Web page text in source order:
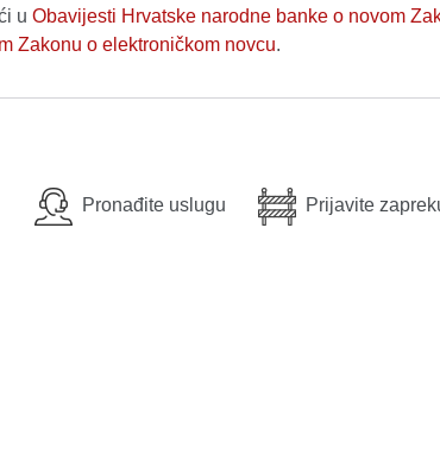
u Obavijesti Hrvatske narodne banke o novom
Zakonu o elektroničkom novcu.
Pronađite uslugu Prijavite